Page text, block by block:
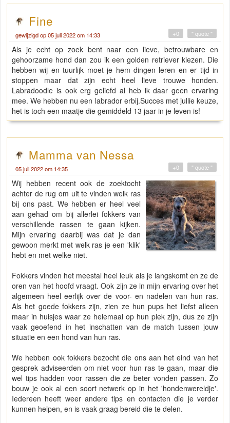
Fine
gewijzigd op 05 juli 2022 om 14:33 " quote "
+0
Als je echt op zoek bent naar een lieve, betrouwbare en
gehoorzame hond dan zou ik een golden retriever kiezen. Die
hebben wij en tuurlijk moet je hem dingen leren en er tijd in
stoppen maar dat zijn echt heel lieve trouwe honden.
Labradoodle is ook erg geliefd al heb ik daar geen ervaring
mee. We hebben nu een labrador erbij.Succes met jullie keuze,
het is toch een maatje die gemiddeld 13 jaar in je leven is!
Mamma van Nessa
05 juli 2022 om 14:35 " quote "
+0
Wij hebben recent ook de zoektocht
achter de rug om uit te vinden welk ras
bij ons past. We hebben er heel veel
aan gehad om bij allerlei fokkers van
verschillende rassen te gaan kijken.
Mijn ervaring daarbij was dat je dan
gewoon merkt met welk ras je een 'klik'
hebt en met welke niet.
Fokkers vinden het meestal heel leuk als je langskomt en ze de
oren van het hoofd vraagt. Ook zijn ze in mijn ervaring over het
algemeen heel eerlijk over de voor- en nadelen van hun ras.
Als het goede fokkers zijn, zien ze hun pups het liefst alleen
maar in huisjes waar ze helemaal op hun plek zijn, dus ze zijn
vaak geoefend in het inschatten van de match tussen jouw
situatie en een hond van hun ras.
We hebben ook fokkers bezocht die ons aan het eind van het
gesprek adviseerden om niet voor hun ras te gaan, maar die
wel tips hadden voor rassen die ze beter vonden passen. Zo
bouw je ook al een soort netwerk op in het 'hondenwereldje'.
Iedereen heeft weer andere tips en contacten die je verder
kunnen helpen, en is vaak graag bereid die te delen.